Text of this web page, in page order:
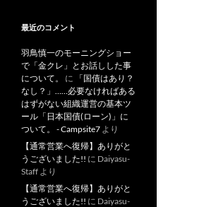
最近のコメント
羽鳥慎一のモーニングショー
で「金クレ」とお話しした事
について。
に
「国債はあり？
なし？」……必要なければある
はずがない組織運営の基本ツ
ール「日本国債(ローン)」に
ついて。 - Campsite7 より
【通常営業へ復帰】ありがと
うございました!! に Daiyasu-
Staff より
【通常営業へ復帰】ありがと
うございました!! に Daiyasu-